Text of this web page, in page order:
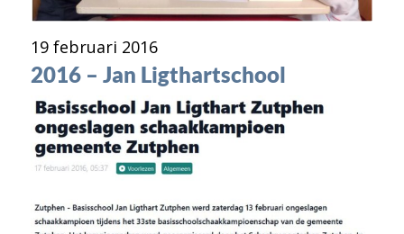
19 februari 2016
2016 – Jan Ligthartschool